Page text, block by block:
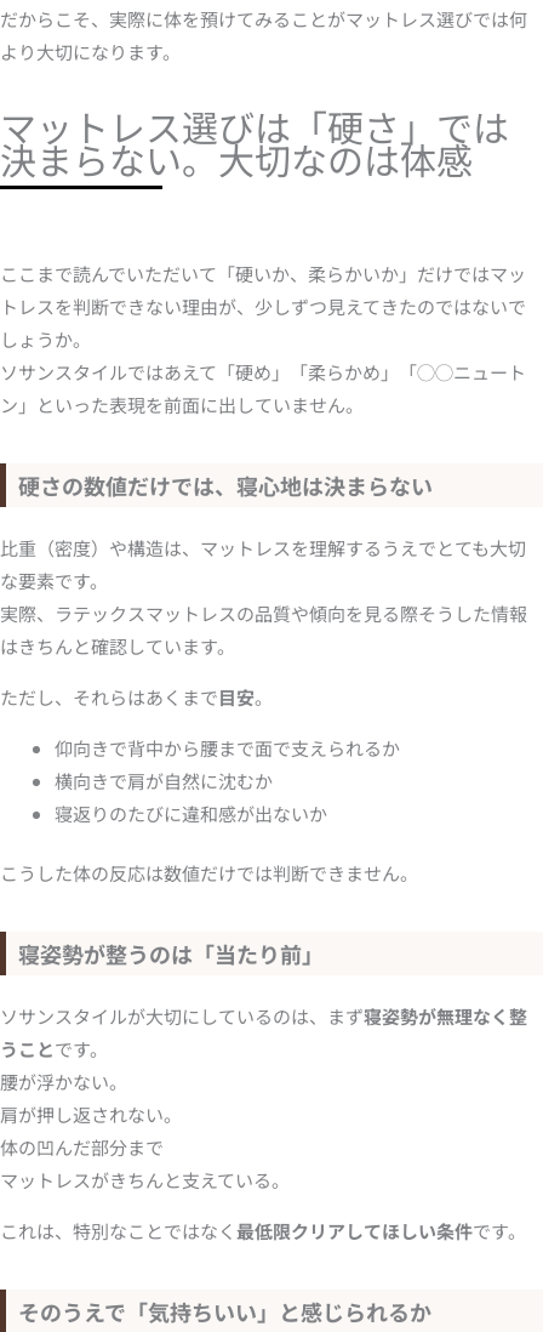
だからこそ、実際に体を預けてみることがマットレス選びでは何
より大切になります。
マットレス選びは「硬さ」では
決まらない。大切なのは体感
ここまで読んでいただいて「硬いか、柔らかいか」だけではマッ
トレスを判断できない理由が、少しずつ見えてきたのではないで
しょうか。
ソサンスタイルではあえて「硬め」「柔らかめ」「◯◯ニュート
ン」といった表現を前面に出していません。
硬さの数値だけでは、寝心地は決まらない
比重（密度）や構造は、マットレスを理解するうえでとても大切
な要素です。
実際、ラテックスマットレスの品質や傾向を見る際そうした情報
はきちんと確認しています。
ただし、それらはあくまで目安。
仰向きで背中から腰まで面で支えられるか
横向きで肩が自然に沈むか
寝返りのたびに違和感が出ないか
こうした体の反応は数値だけでは判断できません。
寝姿勢が整うのは「当たり前」
ソサンスタイルが大切にしているのは、まず寝姿勢が無理なく整
うことです。
腰が浮かない。
肩が押し返されない。
体の凹んだ部分まで
マットレスがきちんと支えている。
これは、特別なことではなく 最低限クリアしてほしい条件です。
そのうえで「気持ちいい」と感じられるか